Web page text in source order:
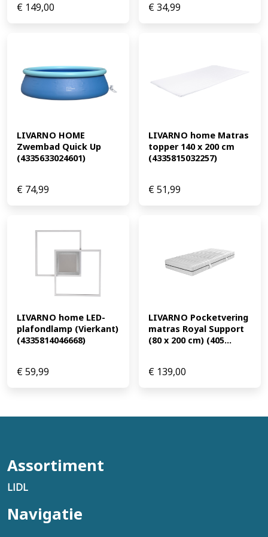
€ 149,00 €34,99
LIVARNO HOME
Zwembad Quick Up
(4335633024601)
€ 74,99
LIVARNO home Matras
topper 140 x 200 cm
(4335815032257)
€51,99
LIVARNO home LED-
plafondlamp (Vierkant)
(4335814046668)
€59,99
LIVARNO Pocketvering
matras Royal Support
(80 x 200 cm) (405...
€ 139,00
Assortiment
LIDL
Navigatie